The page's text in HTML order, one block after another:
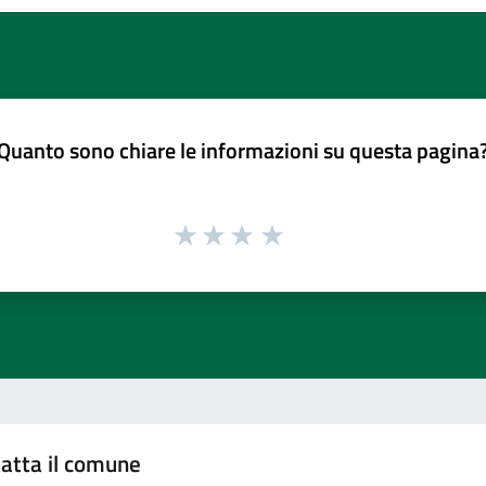
sono chiare le informazioni su questa
il comune